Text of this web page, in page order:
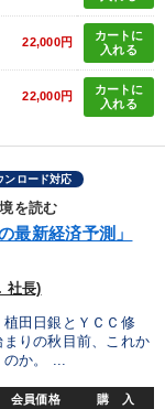
22,000円
カートに
入れる
22,000円
カートに
入れる
ンロード対応
を読む
最新経済予測」
社長)
田日銀とＹＣＣ修
りの秋目前、これか
のか。 ...
会員価格 購 入